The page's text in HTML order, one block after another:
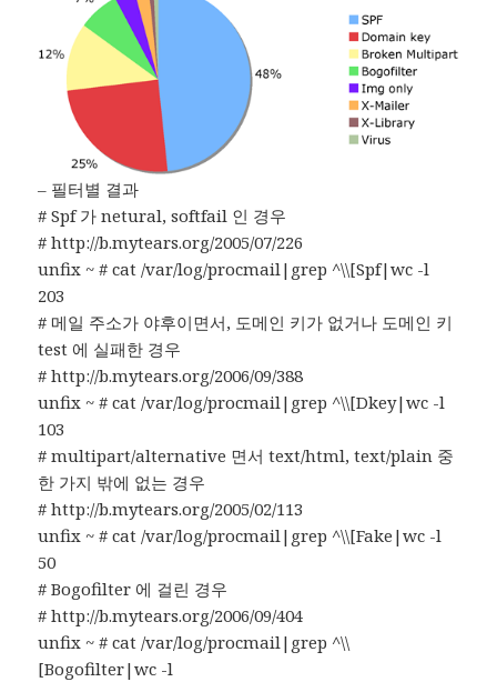
– 필터별 결과
# Spf 가 netural, softfail 인 경우
# http://b.mytears.org/2005/07/226
unfix ~ # cat /var/log/procmail|grep ^\\[Spf|wc -l
203
# 메일 주소가 야후이면서, 도메인 키가 없거나 도메인 키
test 에 실패한 경우
# http://b.mytears.org/2006/09/388
unfix ~ # cat /var/log/procmail|grep ^\\[Dkey|wc -l
103
# multipart/alternative 면서 text/html, text/plain 중
한 가지 밖에 없는 경우
# http://b.mytears.org/2005/02/113
unfix ~ # cat /var/log/procmail|grep ^\\[Fake|wc -l
50
# Bogofilter 에 걸린 경우
# http://b.mytears.org/2006/09/404
unfix ~ # cat /var/log/procmail|grep ^\\
[Bogofilter|wc -l